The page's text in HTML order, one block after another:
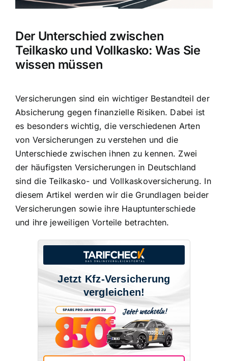
Der Unterschied zwischen
Teilkasko und Vollkasko: Was Sie
wissen müssen
Versicherungen sind ein wichtiger Bestandteil der
Absicherung gegen finanzielle Risiken. Dabei ist
es besonders wichtig, die verschiedenen Arten
von Versicherungen zu verstehen und die
Unterschiede zwischen ihnen zu kennen. Zwei
der häufigsten Versicherungen in Deutschland
sind die Teilkasko- und Vollkaskoversicherung. In
diesem Artikel werden wir die Grundlagen beider
Versicherungen sowie ihre Hauptunterschiede
und ihre jeweiligen Vorteile betrachten.
Jetzt Kfz-Versicherung
vergleichen!